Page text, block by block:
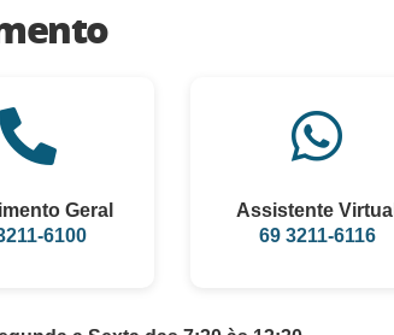
Geral
6100
Assistente Virtual
69 3211-6116